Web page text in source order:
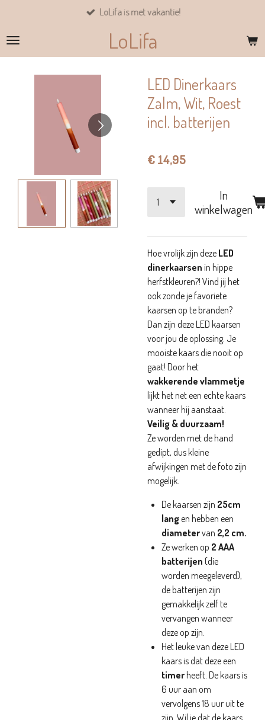
naar
de
LoLifa
LoLifa is met vakantie!
LED Dinerkaars
Zalm, Wit, Roest
incl. batterijen
€ 14,95
In
winkelwagen
Hoe vrolijk zijn deze LED
dinerkaarsen in hippe
herfstkleuren?! Vind jij het
ook zonde je favoriete
kaarsen op te branden?
Dan zijn deze LED kaarsen
voor jou de oplossing. Je
mooiste kaars die nooit op
gaat! Door het
wakkerende vlammetje
lijkt het net een echte kaars
wanneer hij aanstaat.
Veilig & duurzaam!
Ze worden met de hand
gedipt, dus kleine
afwijkingen met de foto zijn
mogelijk.
De kaarsen zijn 25cm
langen hebben een
diametervan 2,2 cm.
Ze werken op 2 AAA
batterijen (die
worden meegeleverd),
de batterijen zijn
gemakkelijk zelf te
vervangen wanneer
deze op zijn.
Het leuke van deze LED
kaars is dat deze een
timer heeft. De kaars is
6 uur aan om
vervolgens 18 uur uit te
zijn. Wil je dat de kaars